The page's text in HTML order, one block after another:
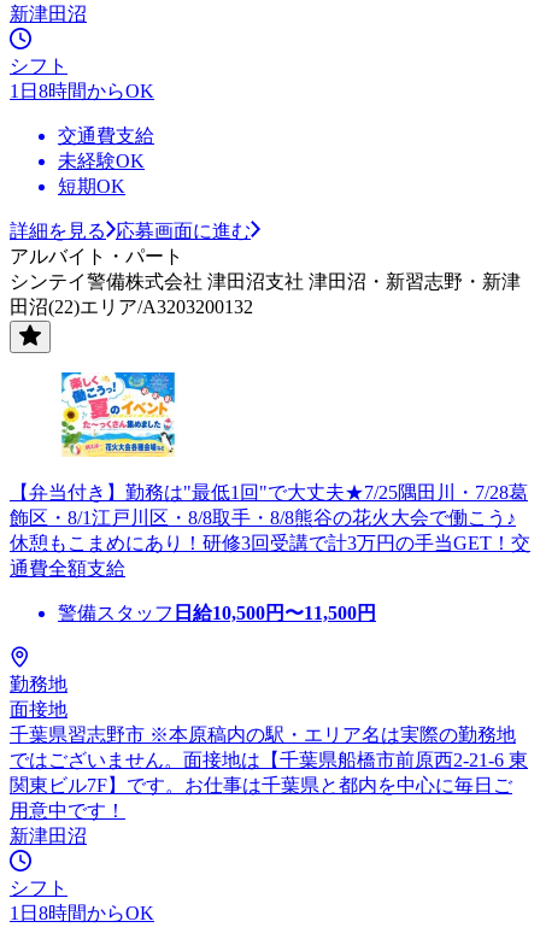
新津田沼
シフト
1日8時間からOK
交通費支給
未経験OK
短期OK
詳細を見る
応募画面に進む
アルバイト・パート
シンテイ警備株式会社 津田沼支社 津田沼・新習志野・新津
田沼(22)エリア/A3203200132
【弁当付き】勤務は"最低1回"で大丈夫★7/25隅田川・7/28葛
飾区・8/1江戸川区・8/8取手・8/8熊谷の花火大会で働こう♪
休憩もこまめにあり！研修3回受講で計3万円の手当GET！交
通費全額支給
警備スタッフ 日給10,500円〜11,500円
勤務地
面接地
千葉県習志野市 ※本原稿内の駅・エリア名は実際の勤務地
ではございません。面接地は【千葉県船橋市前原西2-21-6 東
関東ビル7F】です。お仕事は千葉県と都内を中心に毎日ご
用意中です！
新津田沼
シフト
1日8時間からOK